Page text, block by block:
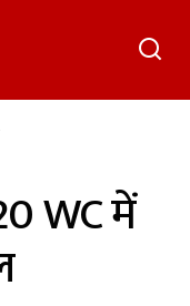
WC में